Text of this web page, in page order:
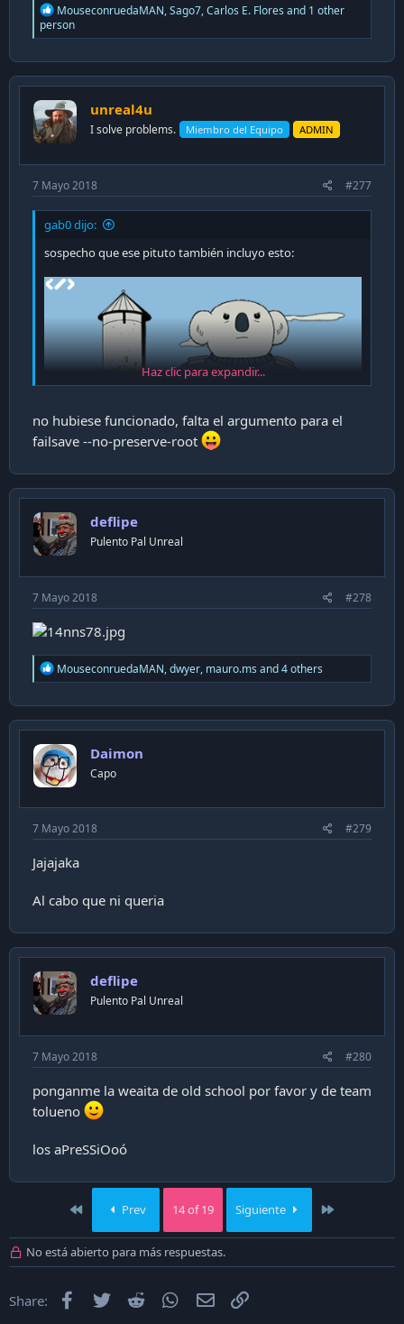
R
e
a
t
i
n
s
:
MouseconruedaMAN,Sago7,Carlos E. Flores and 1 other
person
unreal4u
I solve problems. Miembro del Equipo ADMIN
7 Mayo 2018 #277
gab0 dijo:
sospecho que ese pituto también incluyo esto:
Haz clic para expandir...
no hubiese funcionado, falta el argumento para el
failsave --no-preserve-root
deflipe
Pulento Pal Unreal
7 Mayo 2018 #278
R
e
c
t
o
n
s
MouseconruedaMAN,dwyer, mauro.ms and 4 others
Daimon
Capo
7 Mayo 2018 #279
Jajajaka
Al cabo que ni queria
deflipe
Pulento Pal Unreal
7 Mayo 2018 #280
ponganme la weaita de old school por favor y de team
tolueno
los aPreSSiOoó
First Prev 14 of 19 Siguiente
No está abierto para más respuestas.
Share: Facebook
Twitter Reddit WhatsApp
Email